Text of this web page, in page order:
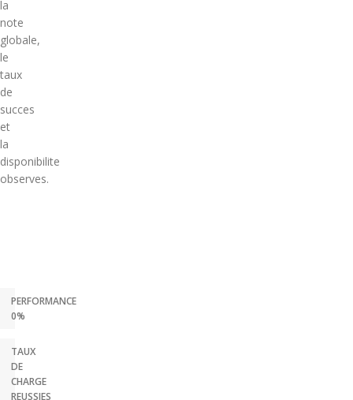
la
note
globale,
le
taux
de
succes
et
la
disponibilite
observes.
PERFORMANCE
0%
TAUX
DE
CHARGE
REUSSIES